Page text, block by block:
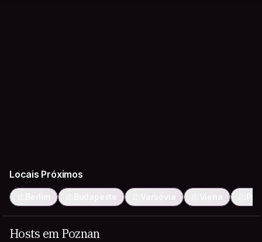
Locais Próximos
Berlim Budapeste Varsóvia Viena
Hosts em Poznan